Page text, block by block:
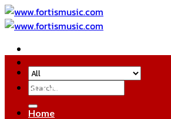
Skip
to
Search
for:
หมวดหมู่สินค้า
Home